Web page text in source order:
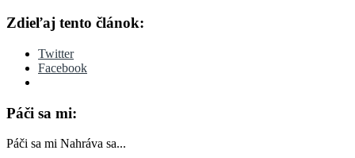
Zdieľaj tento článok:
Twitter
Facebook
Páči sa mi:
Páči sa mi Nahráva sa...